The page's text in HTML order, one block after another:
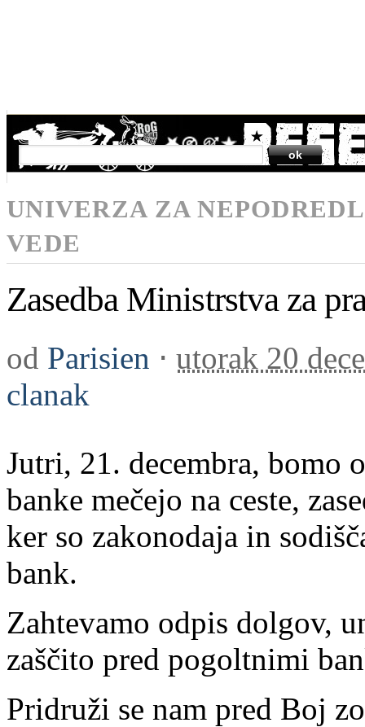
SEARCH
UNIVERZA ZA
VEDE
Zasedba Ministrstva za
od Parisien ⋅ utorak 20
clanak
Jutri, 21. decembra,
banke mečejo na ceste,
ker so zakonodaja in
bank.
Zahtevamo odpis dolgov,
zaščito pred pogoltnimi
Pridruži se nam pred Boj